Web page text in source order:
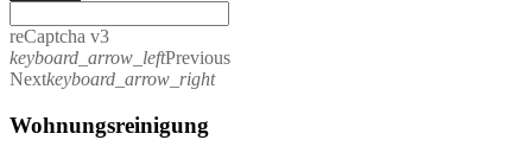
reCaptcha v3
keyboard_arrow_leftPrevious
Nextkeyboard_arrow_right
Wohnungsreinigung